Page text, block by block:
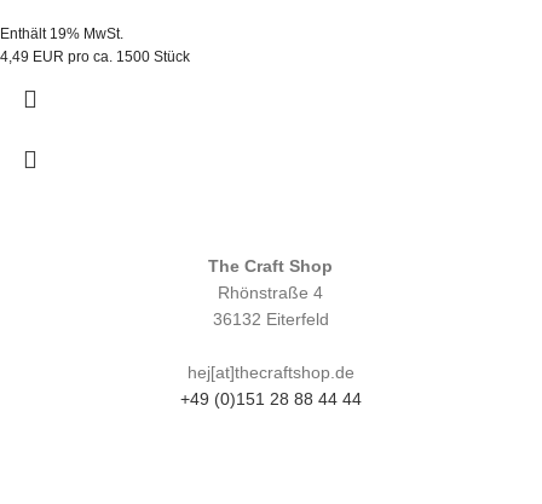
Enthält 19% MwSt.
4,49 EUR pro ca. 1500 Stück
The Craft Shop
Rhönstraße 4
36132 Eiterfeld
hej[at]thecraftshop.de
+49 (0)151 28 88 44 44